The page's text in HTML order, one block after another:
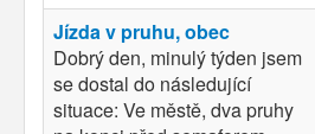
Jízda v pruhu, obec
Dobrý den, minulý týden jsem
se dostal do následující
situace: Ve městě, dva pruhy